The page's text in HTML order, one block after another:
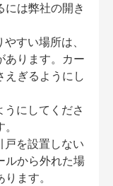
には弊社の開き
すい場所は、
あります。カー
えぎるようにし
にしてくださ
を設置しない
ルから外れた場
ます。